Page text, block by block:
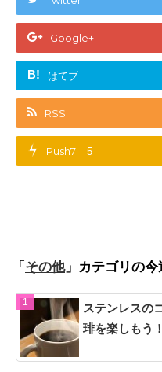
Google+
B! はてブ
RSS
Push7 5
「 その他」カテゴリの
ステンレスの
琲を楽しもう！